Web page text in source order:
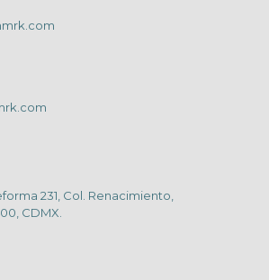
231, Col. Renacimiento,
CDMX.